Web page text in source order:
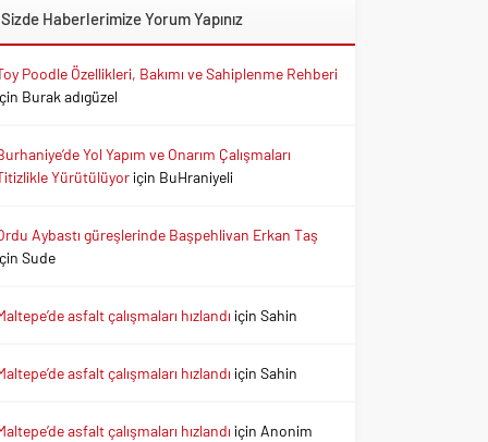
Sizde Haberlerimize Yorum Yapınız
Poodle Özellikleri, Bakımı ve Sahiplenme Rehberi
Burak adıgüzel
Yol Yapım ve Onarım Çalışmaları
Yürütülüyoriçin BuHraniyeli
Aybastı güreşlerinde Başpehlivan Erkan Taş
Sude
asfalt çalışmaları hızlandı içinSahin
asfalt çalışmaları hızlandı içinSahin
asfalt çalışmaları hızlandı için Anonim